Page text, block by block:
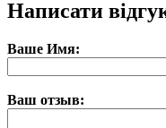
Написати
Ваше Имя:
Ваш отзыв: